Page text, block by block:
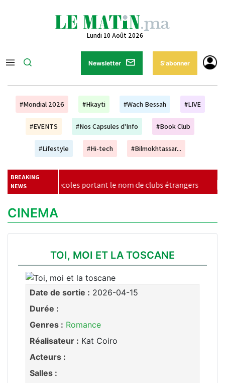
Lundi 10 Août 2026
Newsletter S'abonner
#Mondial 2026 #Hkayti #Wach Bessah #LIVE
#EVENTS #Nos Capsules d'Info #Book Club
#Lifestyle #Hi-tech #Bilmokhtassar...
BREAKING
NEWS portant le nom de clubs étrangers | Mondiaux
CINEMA
TOI, MOI ET LA TOSCANE
Date de sortie : 2026-04-15
Durée :
Genres : Romance
Réalisateur : Kat Coiro
Acteurs :
Salles :